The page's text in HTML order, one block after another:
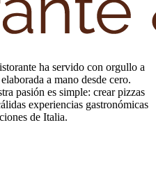
ha servido con orgullo a
a mano desde cero.
pasión es simple: crear pizzas
experiencias gastronómicas
de Italia.